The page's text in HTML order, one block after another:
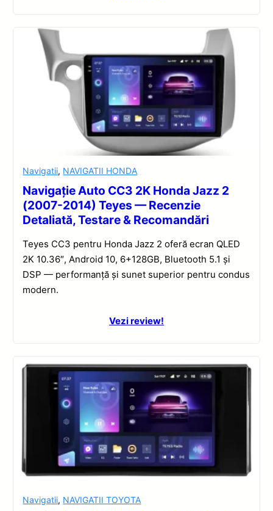
Navigatii, NAVIGATII HONDA
Navigație Auto CC3 2K Honda Jazz 2
(2007-2014) Teyes — Recenzie
Detaliată, Testare & Recomandări
Teyes CC3 pentru Honda Jazz 2 oferă ecran QLED
2K 10.36″, Android 10, 6+128GB, Bluetooth 5.1 și
DSP — performanță și sunet superior pentru condus
modern.
Vezi review!
Navigatii, NAVIGATII TOYOTA